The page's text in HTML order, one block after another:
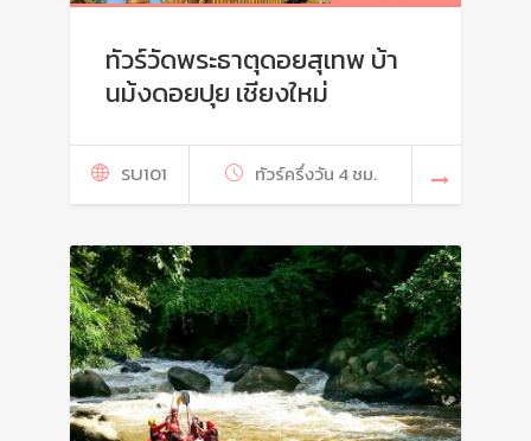
ทัวร์วัดพระธาตุดอยสุเทพ บ้า
นม้งดอยปุย เชียงใหม่
SU101 ทัวร์ครึ่งวัน 4 ชม.